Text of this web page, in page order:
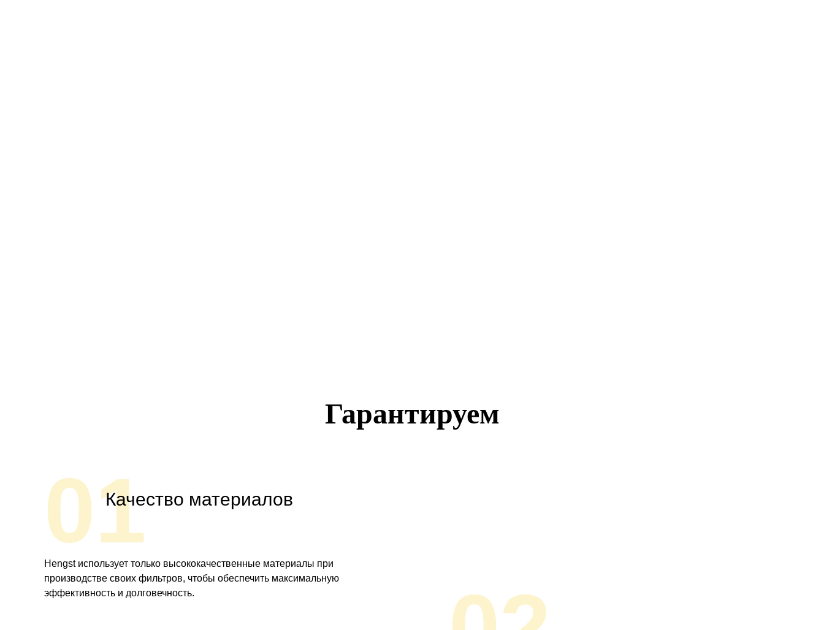
Гарантируем
01Качество материалов
Hengst использует только высококачественные материалы при
производстве своих фильтров, чтобы обеспечить максимальную
эффективность и долговечность.